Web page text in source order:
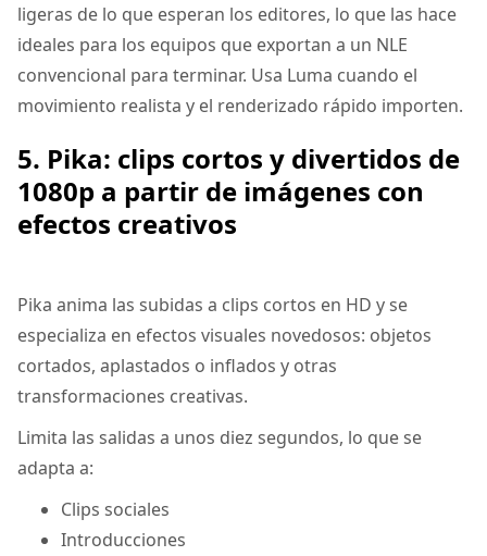
ligeras de lo que esperan los editores, lo que las hace
ideales para los equipos que exportan a un NLE
convencional para terminar. Usa Luma cuando el
movimiento realista y el renderizado rápido importen.
5. Pika: clips cortos y divertidos de
1080p a partir de imágenes con
efectos creativos
Pika anima las subidas a clips cortos en HD y se
especializa en efectos visuales novedosos: objetos
cortados, aplastados o inflados y otras
transformaciones creativas.
Limita las salidas a unos diez segundos, lo que se
adapta a:
Clips sociales
Introducciones